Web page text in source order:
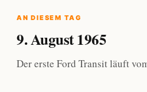
AN DIESEM TAG
9. August 1965
Der erste Ford Transit läuft